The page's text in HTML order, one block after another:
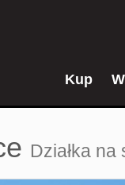
Kup
Działka